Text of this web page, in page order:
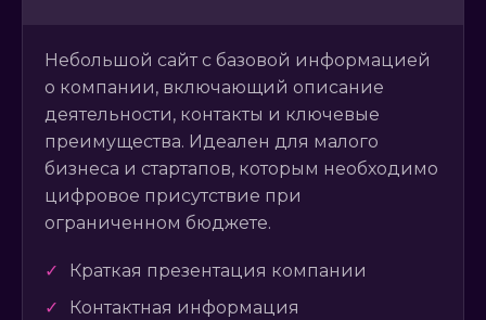
Небольшой сайт с базовой информацией
о компании, включающий описание
деятельности, контакты и ключевые
преимущества. Идеален для малого
бизнеса и стартапов, которым необходимо
цифровое присутствие при
ограниченном бюджете.
✓
Краткая презентация компании
✓
Контактная информация